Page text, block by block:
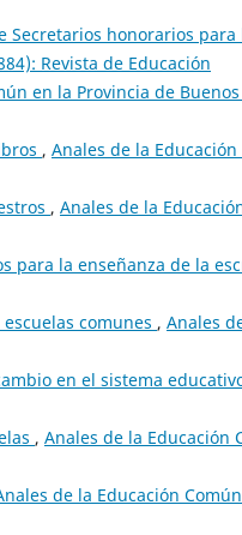
Secretarios honorarios para
Revista de Educación
en la Provincia de
, Anales de la
, Anales de la
para la enseñanza de la
comunes , Anales
en el sistema
, Anales de la Educación
de la Educación